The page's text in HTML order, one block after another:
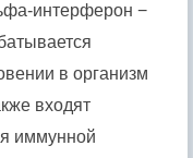
интерферон −
в организм
входят
иммунной